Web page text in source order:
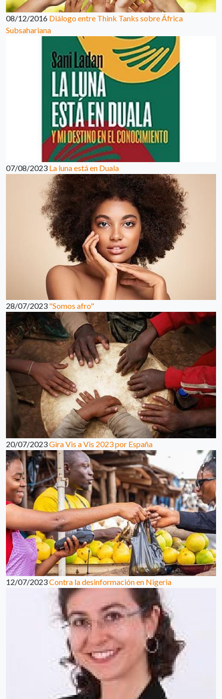
08/12/2016 Diálogo entre Think Tanks sobre África
Subsahariana
07/08/2023 La luna está en Duala
28/07/2023 "Somos afro"
20/07/2023Gira Vis a Vis 2023 por España
12/07/2023Contra la desinformación en Nigeria